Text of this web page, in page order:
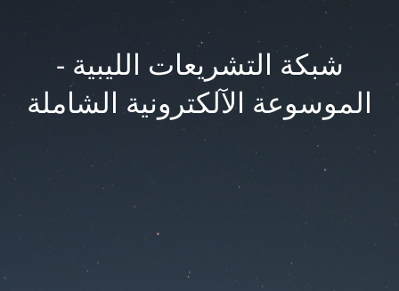
شبكة التشريعات الليبية -
الموسوعة الآلكترونية الشاملة